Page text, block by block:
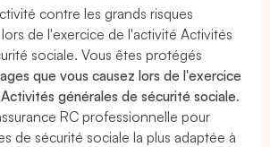
contre les grands risques
de l'exercice de l'activité Activités
sociale. Vous êtes protégés
que vous causez lors de l'exercice
générales de sécurité sociale.
RC professionnelle pour
de sécurité sociale la plus adaptée à